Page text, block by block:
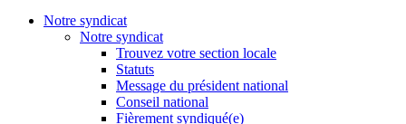
Notre syndicat
Notre syndicat
Trouvez votre section locale
Statuts
Message du président national
Conseil national
Fièrement syndiqué(e)